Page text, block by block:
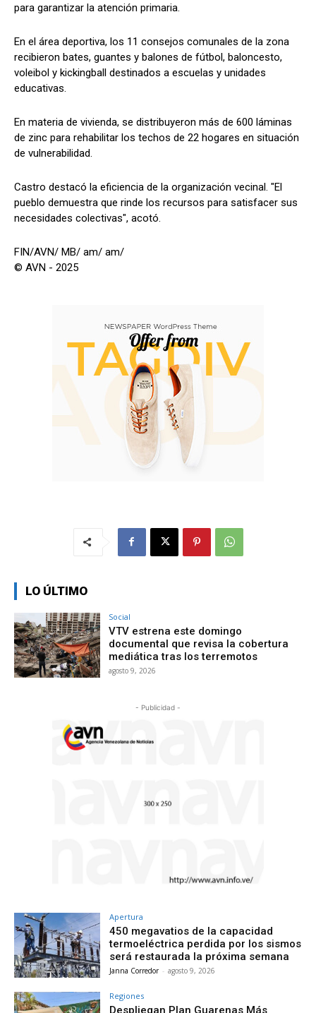
para garantizar la atención primaria.
En el área deportiva, los 11 consejos comunales de la zona
recibieron bates, guantes y balones de fútbol, baloncesto,
voleibol y kickingball destinados a escuelas y unidades
educativas.
En materia de vivienda, se distribuyeron más de 600 láminas
de zinc para rehabilitar los techos de 22 hogares en situación
de vulnerabilidad.
Castro destacó la eficiencia de la organización vecinal. "El
pueblo demuestra que rinde los recursos para satisfacer sus
necesidades colectivas", acotó.
FIN/AVN/ MB/ am/ am/
© AVN - 2025
LO ÚLTIMO
Social
VTV estrena este domingo
documental que revisa la cobertura
mediática tras los terremotos
agosto 9, 2026
- Publicidad -
Apertura
450 megavatios de la capacidad
termoeléctrica perdida por los sismos
será restaurada la próxima semana
Janna Corredor - agosto 9, 2026
Regiones
Despliegan Plan Guarenas Más